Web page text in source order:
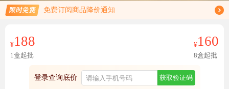
免费订阅商品降价通知
¥188
1盒起批
¥160
8盒起批
登录查询底价 获取验证码